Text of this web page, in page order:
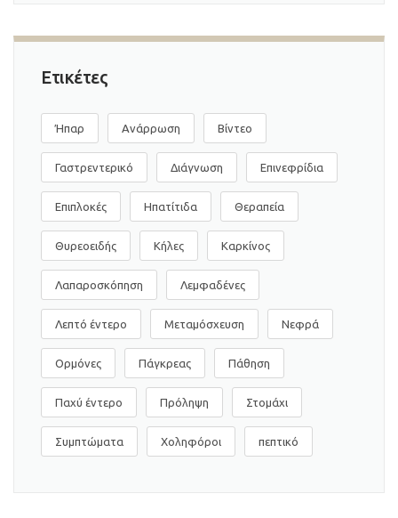
Ετικέτες
Ήπαρ Ανάρρωση Βίντεο
Γαστρεντερικό Διάγνωση Επινεφρίδια
Επιπλοκές Ηπατίτιδα Θεραπεία
Θυρεοειδής Κήλες Καρκίνος
Λαπαροσκόπηση Λεμφαδένες
Λεπτό έντερο Μεταμόσχευση Νεφρά
Ορμόνες Πάγκρεας Πάθηση
Παχύ έντερο Πρόληψη Στομάχι
Συμπτώματα Χοληφόροι πεπτικό